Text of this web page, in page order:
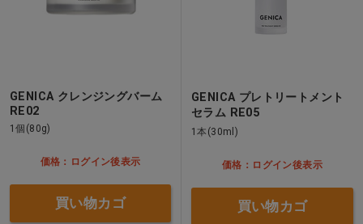
GENICA クレンジングバーム
RE02
1個(80g)
価格：ログイン後表示
買い物カゴ
GENICA プレトリートメント
セラム RE05
1本(30ml)
価格：ログイン後表示
買い物カゴ